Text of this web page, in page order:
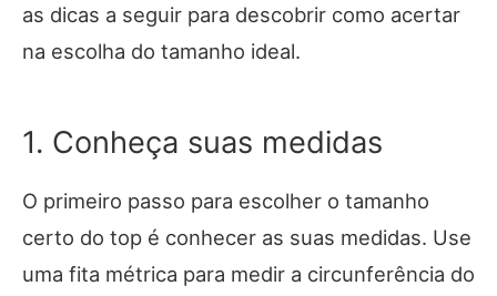
as dicas a seguir para descobrir como acertar
na escolha do tamanho ideal.
1. Conheça suas medidas
O primeiro passo para escolher o tamanho
certo do top é conhecer as suas medidas. Use
uma fita métrica para medir a circunferência do